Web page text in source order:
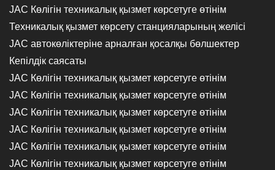
JAC Көлігін техникалық қызмет көрсетуге өтінім
Техникалық қызмет көрсету станцияларының желісі
JAC автокөліктеріне арналған қосалқы бөлшектер
Кепілдік саясаты
JAC Көлігін техникалық қызмет көрсетуге өтінім
JAC Көлігін техникалық қызмет көрсетуге өтінім
JAC Көлігін техникалық қызмет көрсетуге өтінім
JAC Көлігін техникалық қызмет көрсетуге өтінім
JAC Көлігін техникалық қызмет көрсетуге өтінім
JAC Көлігін техникалық қызмет көрсетуге өтінім